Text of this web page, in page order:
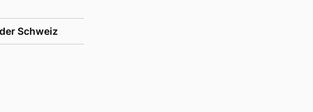
Schweiz